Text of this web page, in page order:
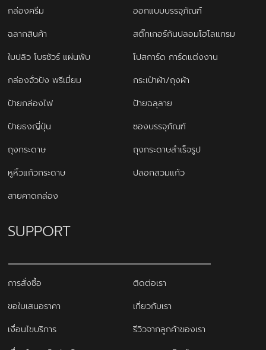
กล่องครีม
ออกแบบบรรจุภัณฑ์
ฉลากสินค้า
สติ๊กเกอร์กันปลอมโฮโลแกรม
ใบปลิว โบรชัวร์ แผ่นพับ
โปสการ์ด การ์ดแต่งงาน
กล่องจั่วปัง พรีเมี่ยม
กระเป๋าผ้า/ถุงผ้า
ป้ายกล่องไฟ
ป้ายฉลุลาย
ป้ายธงญี่ปุ่น
ซองบรรจุภัณฑ์
ถุงกระดาษ
ถุงกระดาษสำเร็จรูป
หูหิ้วแก้วกระดาษ
ปลอกสวมแก้ว
สายคาดกล่อง
SUPPORT
การสั่งซื้อ
ติดต่อเรา
ขอใบเสนอราคา
เกี่ยวกับเรา
เงื่อนไขบริการ
รีวิวจากลูกค้าของเรา